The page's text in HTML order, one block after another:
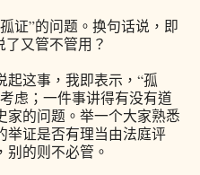
”的问题。换句话说，即
又管不管用？
这事，我即表示，“孤
虑；一件事讲得有没有道
家的问题。举一个大家熟悉
举证是否有理当由法庭评
别的则不必管。